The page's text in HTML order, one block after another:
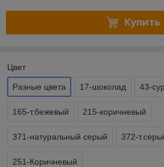
Купить
Цвет
Разные цвета 17-шоколад 43-
165-т.бежевый 215-коричневый
371-натуральный серый 372-
251-Коричневый